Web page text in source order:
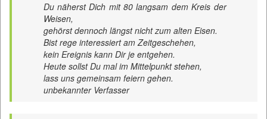
Du näherst Dich mit 80 langsam dem Kreis der
Weisen,
gehörst dennoch längst nicht zum alten Eisen.
Bist rege interessiert am Zeitgeschehen,
kein Ereignis kann Dir je entgehen.
Heute sollst Du mal im Mittelpunkt stehen,
lass uns gemeinsam feiern gehen.
unbekannter Verfasser